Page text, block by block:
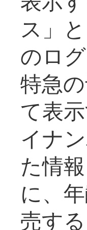
ス」
のロ
特急
て表
イナ
た情
に、
売す